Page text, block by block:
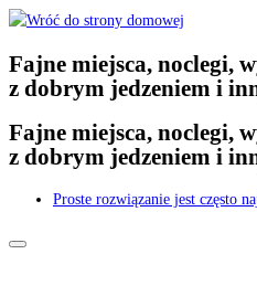
Przejdź
treści
Fajne miejsca, noclegi,
z dobrym jedzeniem i
Fajne miejsca, noclegi,
z dobrym jedzeniem i
Proste rozwiązanie jest często